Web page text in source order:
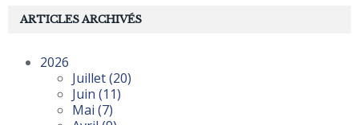
ARTICLES ARCHIVÉS
2026
Juillet(20)
Juin (11)
Mai (7)